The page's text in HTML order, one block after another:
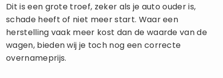
Dit is een grote troef, zeker als je auto ouder is,
schade heeft of niet meer start. Waar een
herstelling vaak meer kost dan de waarde van de
wagen, bieden wij je toch nog een correcte
overnameprijs.